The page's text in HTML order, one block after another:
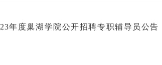
年度巢湖学院公开招聘专职辅导员公告